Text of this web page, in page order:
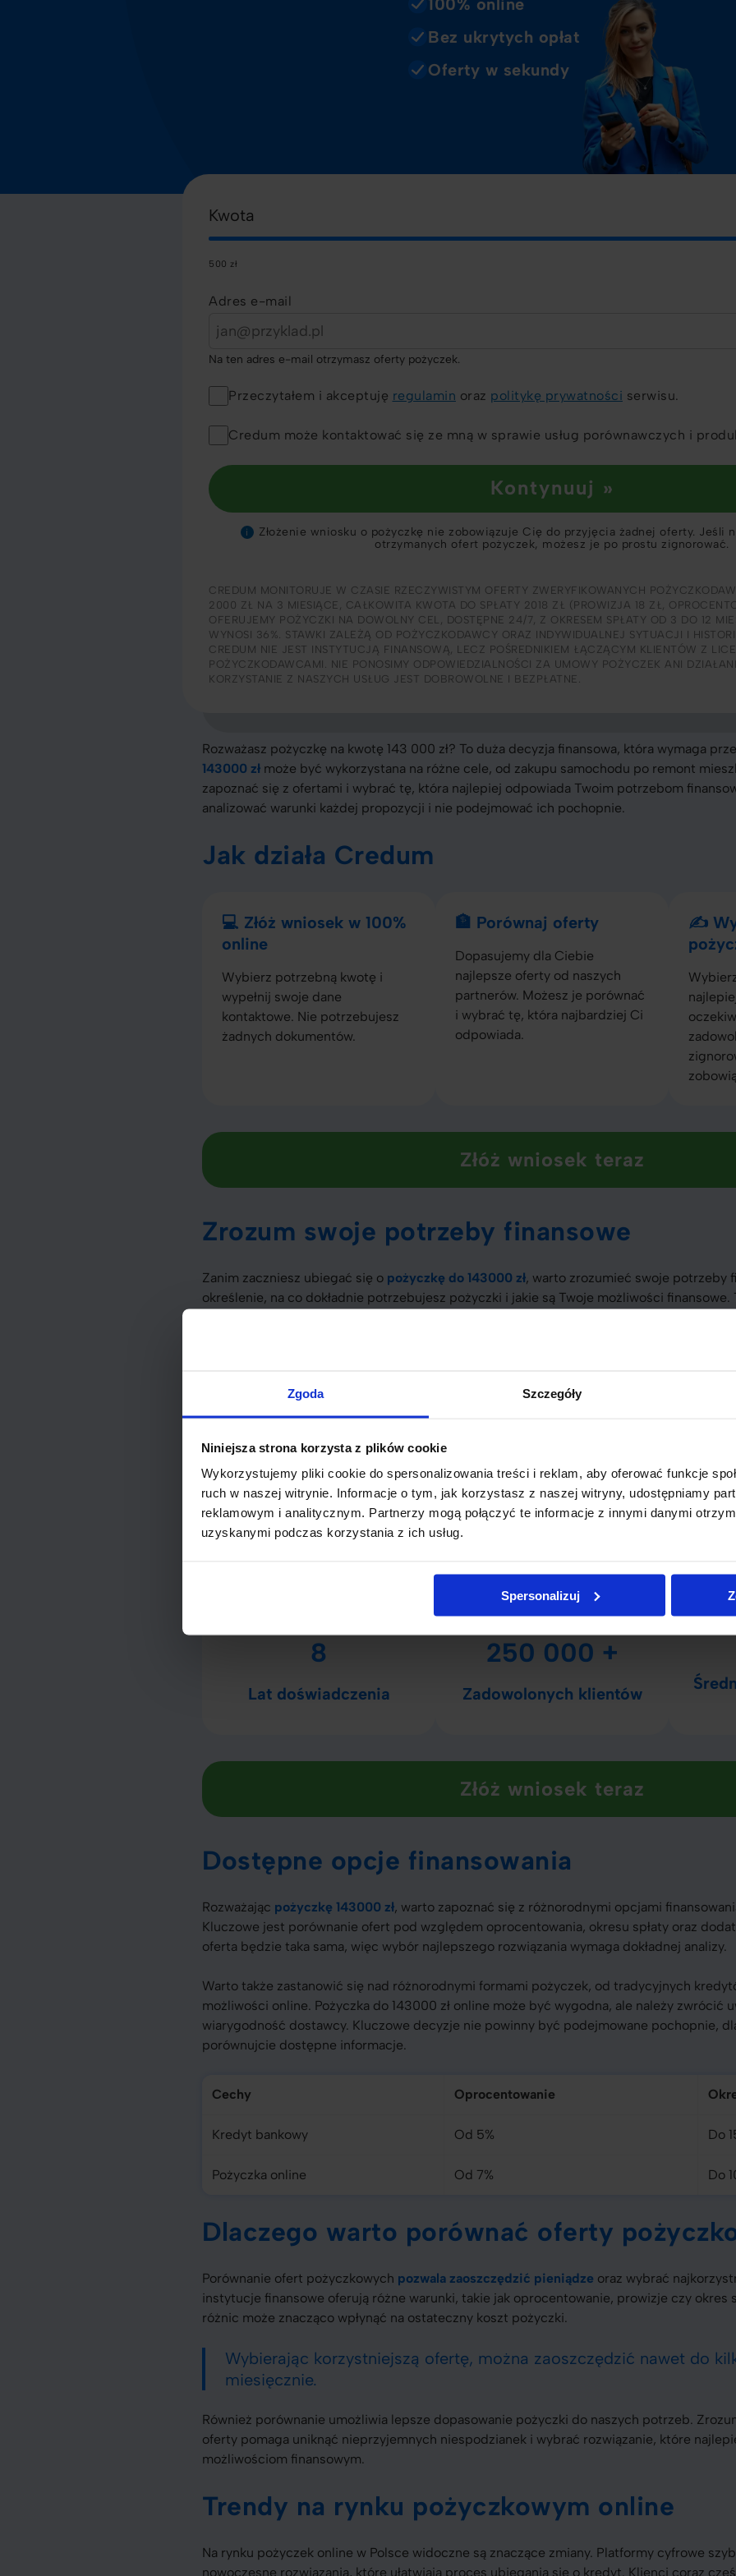
Zgoda Szczegóły
Niniejsza strona korzysta z plików cookie
Wykorzystujemy pliki cookie do spersonalizowania treści i reklam, aby oferować funkcje
ruch w naszej witrynie. Informacje o tym, jak korzystasz z naszej witryny, udostępniamy
reklamowym i analitycznym. Partnerzy mogą połączyć te informacje z innymi danymi
uzyskanymi podczas korzystania z ich usług.
Spersonalizuj
Bez ukrytych opłat
Oferty w sekundy
Kwota
500 zł
Adres e-mail
Na ten adres e-mail otrzymasz oferty pożyczek.
Przeczytałem i akceptuję regulamin oraz politykę prywatności serwisu.
Credum może kontaktować się ze mną w sprawie usług porównawczych i
Kontynuuj »
i
Złożenie wniosku o pożyczkę nie zobowiązuje Cię do przyjęcia żadnej oferty. Jeśli
otrzymanych ofert pożyczek, możesz je po prostu zignorować.
CREDUM MONITORUJE W CZASIE RZECZYWISTYM OFERTY ZWERYFIKOWANYCH
2000 ZŁ NA 3 MIESIĄCE, CAŁKOWITA KWOTA DO SPŁATY 2018 ZŁ (PROWIZJA 18 ZŁ,
OFERUJEMY POŻYCZKI NA DOWOLNY CEL, DOSTĘPNE 24/7, Z OKRESEM SPŁATY OD 3 DO 12
WYNOSI 36%. STAWKI ZALEŻĄ OD POŻYCZKODAWCY ORAZ INDYWIDUALNEJ SYTUACJI I
CREDUM NIE JEST INSTYTUCJĄ FINANSOWĄ, LECZ POŚREDNIKIEM ŁĄCZĄCYM KLIENTÓW Z
POŻYCZKODAWCAMI. NIE PONOSIMY ODPOWIEDZIALNOŚCI ZA UMOWY POŻYCZEK ANI
KORZYSTANIE Z NASZYCH USŁUG JEST DOBROWOLNE I BEZPŁATNE.
Rozważasz pożyczkę na kwotę 143 000 zł? To duża decyzja finansowa, która wymaga
143000 zł może być wykorzystana na różne cele, od zakupu samochodu po remont
zapoznać się z ofertami i wybrać tę, która najlepiej odpowiada Twoim potrzebom
analizować warunki każdej propozycji i nie podejmować ich pochopnie.
Jak działa Credum
💻 Złóż wniosek w 100%
online
Wybierz potrzebną kwotę i
wypełnij swoje dane
kontaktowe. Nie potrzebujesz
żadnych dokumentów.
🏦 Porównaj oferty
Dopasujemy dla Ciebie
najlepsze oferty od naszych
partnerów. Możesz je porównać
i wybrać tę, która najbardziej Ci
odpowiada.
✍️
Złóż wniosek teraz
Zrozum swoje potrzeby finansowe
Zanim zaczniesz ubiegać się o pożyczkę do 143000 zł, warto zrozumieć swoje potrzeby
określenie, na co dokładnie potrzebujesz pożyczki i jakie są Twoje możliwości
: Zastanów się, jak długo planujesz spłacać pożyczkę. Dłuższy okres
Oprocentowanie: Porównaj różne oferty i zwróć uwagę na wysokość oprocentowania.
zmniejsza koszty pożyczki.
Zdolność do spłaty: Przeanalizuj swoją sytuację finansową, aby upewnić się, że
spłacać pożyczkę.
Unikaj podejmowania decyzji pochopnie; zrozumienie tych aspektów pomoże Ci
zbędnego ryzyka.
Credum w liczbach
8
Lat doświadczenia
250 000 +
Zadowolonych klientów
Złóż wniosek teraz
Dostępne opcje finansowania
Rozważając pożyczkę 143000 zł, warto zapoznać się z różnorodnymi opcjami
Kluczowe jest porównanie ofert pod względem oprocentowania, okresu spłaty oraz
oferta będzie taka sama, więc wybór najlepszego rozwiązania wymaga dokładnej analizy.
Warto także zastanowić się nad różnorodnymi formami pożyczek, od tradycyjnych
możliwości online. Pożyczka do 143000 zł online może być wygodna, ale należy zwrócić
wiarygodność dostawcy. Kluczowe decyzje nie powinny być podejmowane pochopnie,
porównujcie dostępne informacje.
Cechy Oprocentowanie
Kredyt bankowy Od 5% Do
Pożyczka online Od 7% Do
Dlaczego warto porównać oferty
Porównanie ofert pożyczkowych pozwala zaoszczędzić pieniądze oraz wybrać
instytucje finansowe oferują różne warunki, takie jak oprocentowanie, prowizje czy okres
różnic może znacząco wpłynąć na ostateczny koszt pożyczki.
Wybierając korzystniejszą ofertę, można zaoszczędzić nawet do
miesięcznie.
Również porównanie umożliwia lepsze dopasowanie pożyczki do naszych potrzeb.
oferty pomaga uniknąć nieprzyjemnych niespodzianek i wybrać rozwiązanie, które
możliwościom finansowym.
Trendy na rynku pożyczkowym online
Na rynku pożyczek online w Polsce widoczne są znaczące zmiany. Platformy cyfrowe
nowoczesne rozwiązania, które ułatwiają proces ubiegania się o kredyt. Klienci coraz